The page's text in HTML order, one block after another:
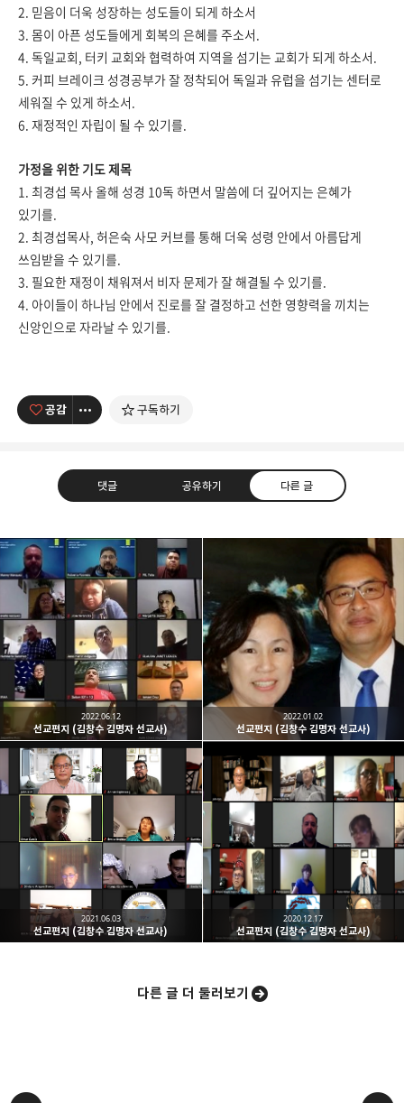
2. 믿음이 더욱 성장하는 성도들이 되게 하소서
3. 몸이 아픈 성도들에게 회복의 은혜를 주소서.
4. 독일교회, 터키 교회와 협력하여 지역을 섬기는 교회가 되게 하소서.
5. 커피 브레이크 성경공부가 잘 정착되어 독일과 유럽을 섬기는 센터로
세워질 수 있게 하소서.
6. 재정적인 자립이 될 수 있기를.
가정을 위한 기도 제목
1. 최경섭 목사 올해 성경 10독 하면서 말씀에 더 깊어지는 은혜가
있기를.
2. 최경섭목사, 허은숙 사모 커브를 통해 더욱 성령 안에서 아름답게
쓰임받을 수 있기를.
3. 필요한 재정이 채워져서 비자 문제가 잘 해결될 수 있기를.
4. 아이들이 하나님 안에서 진로를 잘 결정하고 선한 영향력을 끼치는
신앙인으로 자라날 수 있기를.
공감 구독하기
댓글 공유하기 다른 글
남가주온유한교회
세상을 향해 파송받은 선교적 공동체
구독하기
카카오톡 라인 트위터
밴드 네이버 블로그
선교편지 (김창수 김명자 선교사)
2022.06.12
선교편지 (김창수 김명자 선교사)
2022.01.02
선교편지 (김창수 김명자 선교사)
2021.06.03
선교편지 (김창수 김명자 선교사)
2020.12.17
다른 글 더 둘러보기